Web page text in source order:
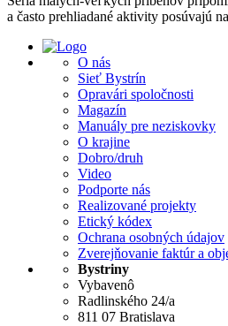
a často prehliadané aktivity posúvajú
O nás
Sieť Bystrín
Opravári spoločnosti
Magazín
Manuály pre neziskovky
O krajine
Dobro/druh
Video
Podporte nás
Realizované projekty
Etický kódex
Ochrana osobných údajov
Zverejňovanie faktúr a
Bystriny
Vybavenô
Radlinského 24/a
811 07 Bratislava